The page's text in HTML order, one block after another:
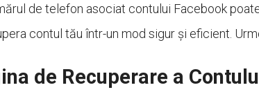
de telefon asociat contului Facebook
contul tău într-un mod sigur și eficient.
de Recuperare a